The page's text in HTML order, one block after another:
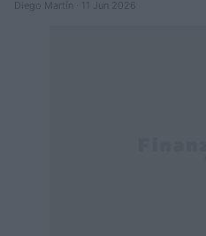
Diego Martín · 11 Jun 2026